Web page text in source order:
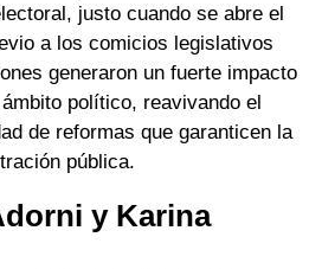
justo cuando se abre el
a los comicios legislativos
generaron un fuerte impacto
político, reavivando el
de reformas que garanticen la
pública.
y Karina